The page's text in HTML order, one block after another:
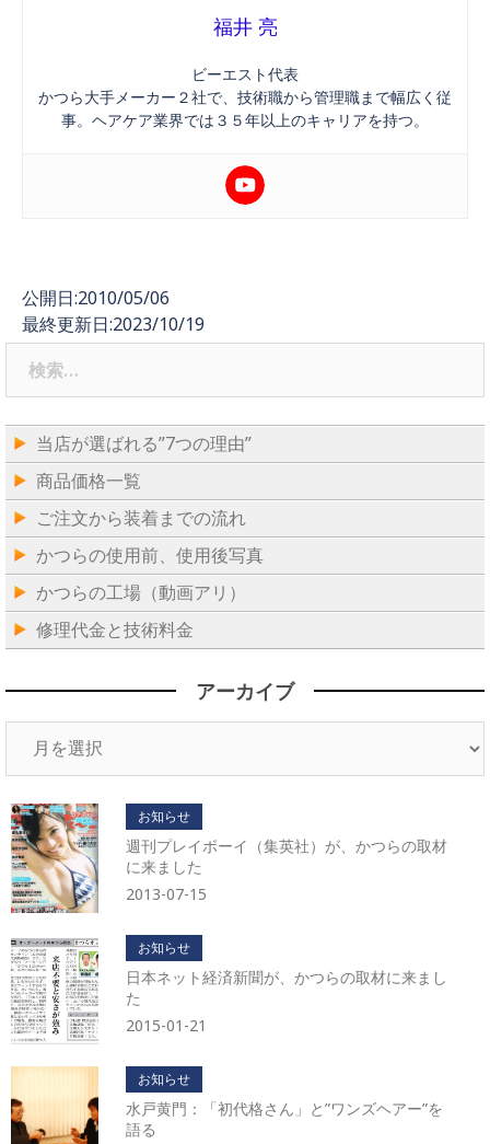
福井 亮
ビーエスト代表
かつら大手メーカー２社で、技術職から管理職まで幅広く従
事。ヘアケア業界では３５年以上のキャリアを持つ。
公開日:2010/05/06
最終更新日:2023/10/19
当店が選ばれる”7つの理由”
商品価格一覧
ご注文から装着までの流れ
かつらの使用前、使用後写真
かつらの工場（動画アリ）
修理代金と技術料金
アーカイブ
イ
ブ
お知らせ
週刊プレイボーイ（集英社）が、かつらの取材
に来ました
2013-07-15
お知らせ
日本ネット経済新聞が、かつらの取材に来まし
た
2015-01-21
お知らせ
水戸黄門：「初代格さん」と”ワンズヘアー”を
語る